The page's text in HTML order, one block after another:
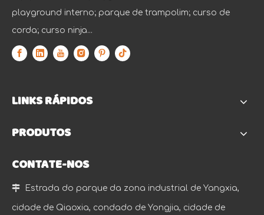
playground interno; parque de trampolim; curso de
corda; curso ninja...
LINKS RÁPIDOS
PRODUTOS
CONTATE-NOS
 Estrada do parque da zona industrial de Yangxia,
cidade de Qiaoxia, condado de Yongjia, cidade de